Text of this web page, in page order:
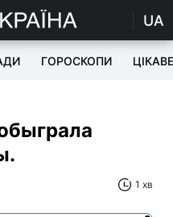
UA
ГОРОСКОПИ ЦІКАВЕ
1 хв